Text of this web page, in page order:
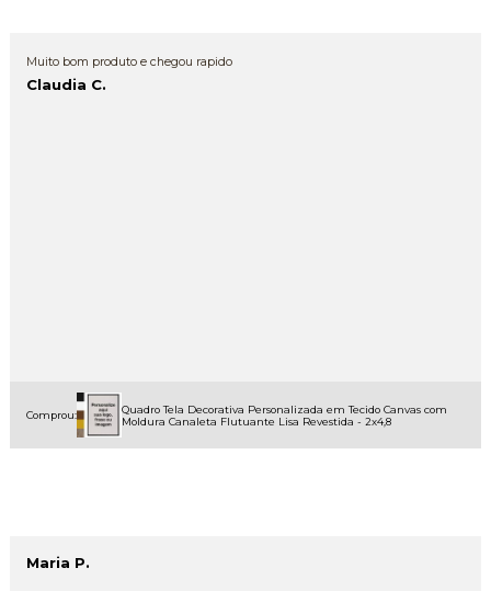
Muito bom produto e chegou rapido
Claudia C.
Comprou:
Quadro Tela Decorativa Personalizada em Tecido Canvas com
Moldura Canaleta Flutuante Lisa Revestida - 2x4,8
Maria P.